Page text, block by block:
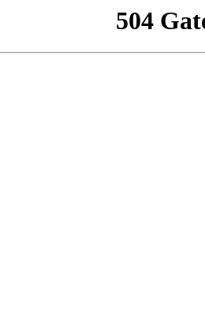
504